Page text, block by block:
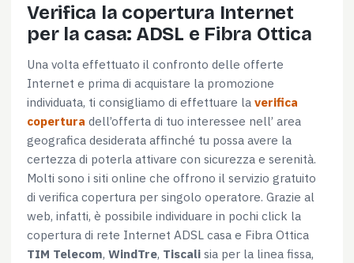
Accetta tutti
Accetta selezionati
Rifiuta
Verifica la copertura Internet
per la casa: ADSL e Fibra Ottica
Una volta effettuato il confronto delle offerte
Internet e prima di acquistare la promozione
individuata, ti consigliamo di effettuare la verifica
copertura dell’offerta di tuo interessee nell’ area
geografica desiderata affinché tu possa avere la
certezza di poterla attivare con sicurezza e serenità.
Molti sono i siti online che offrono il servizio gratuito
di verifica copertura per singolo operatore. Grazie al
web, infatti, è possibile individuare in pochi click la
copertura di rete Internet ADSL casa e Fibra Ottica
TIM Telecom, WindTre, Tiscali sia per la linea fissa,